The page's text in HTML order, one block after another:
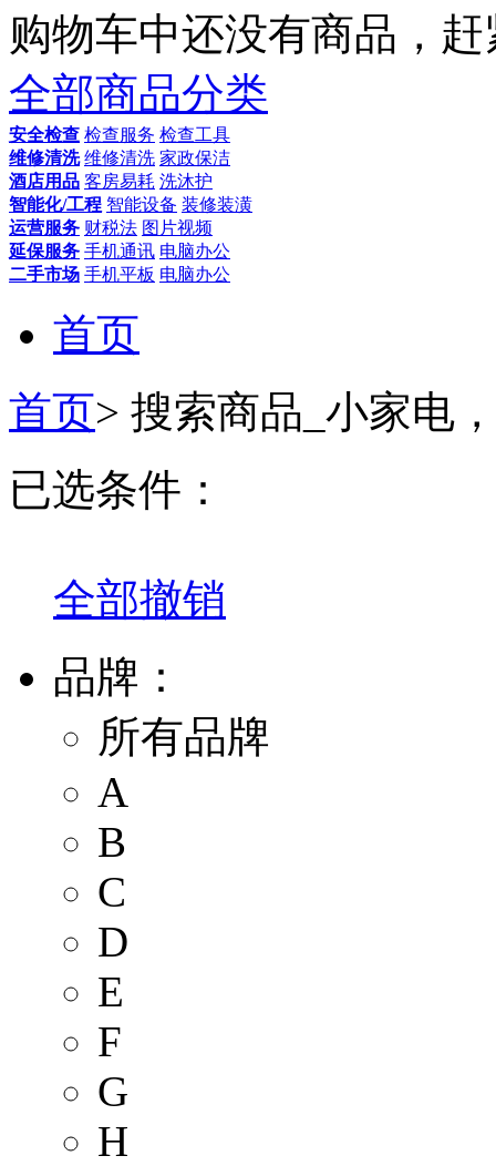
购物车中还没有商品，
全部商品分类
安全检查 检查服务 检查工具
维修清洗 维修清洗 家政保洁
酒店用品 客房易耗 洗沐护
智能化/工程 智能设备 装修装潢
运营服务 财税法 图片视频
延保服务 手机通讯 电脑办公
二手市场 手机平板 电脑办公
首页
首页> 搜索商品_小家电
已选条件：
全部撤销
品牌：
所有品牌
A
B
C
D
E
F
G
H